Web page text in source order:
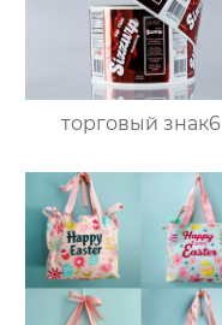
торговый знак6